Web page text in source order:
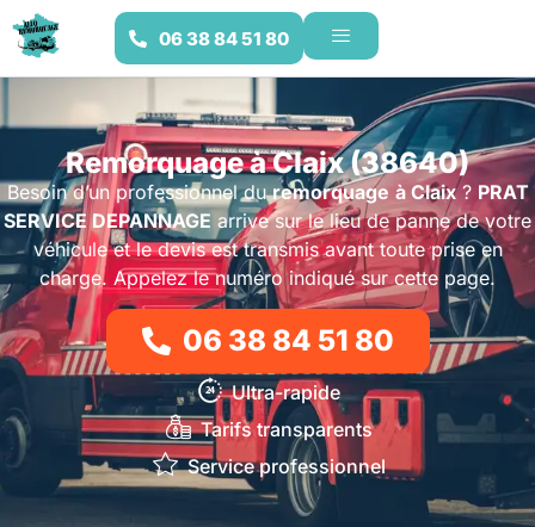
06 38 84 51 80
Remorquage à Claix (38640)
Besoin d’un professionnel duremorquage à Claix? PRAT
SERVICE DEPANNAGE arrive sur le lieu de panne de votre
véhicule et le devis est transmis avant toute prise en
charge. Appelez le numéro indiqué sur cette page.
06 38 84 51 80
Ultra-rapide
Tarifs transparents
Service professionnel